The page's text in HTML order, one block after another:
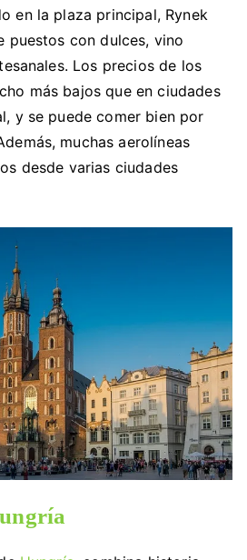
en la plaza principal, Rynek
puestos con dulces, vino
Los precios de los
más bajos que en ciudades
y se puede comer bien por
muchas aerolíneas
desde varias ciudades